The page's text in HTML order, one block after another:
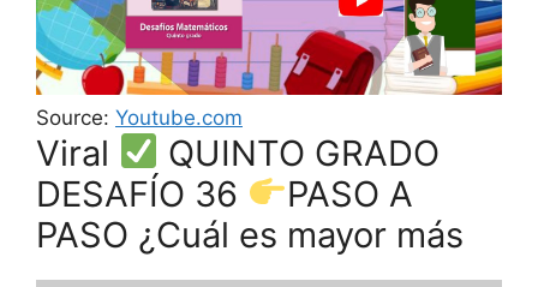
Source: Youtube.com
Viral
QUINTO GRADO
DESAFÍO 36
PASO A
PASO ¿Cuál es mayor más